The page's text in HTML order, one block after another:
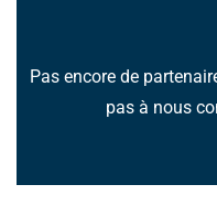
Pas encore de
pas à nous